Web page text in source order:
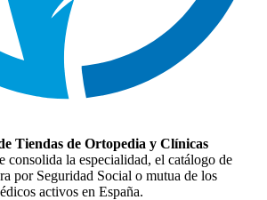
Tiendas de Ortopedia y Clínicas
consolida la especialidad, el catálogo de
por Seguridad Social o mutua de los
activos en España.